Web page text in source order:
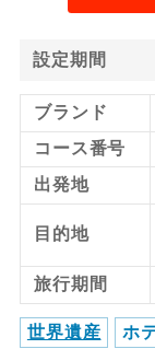
設定期間
ブランド
コース番号
出発地
目的地
旅行期間
世界遺産 ホ
ご夫婦限定
女性限定
年齢制限あり
ホテル指定